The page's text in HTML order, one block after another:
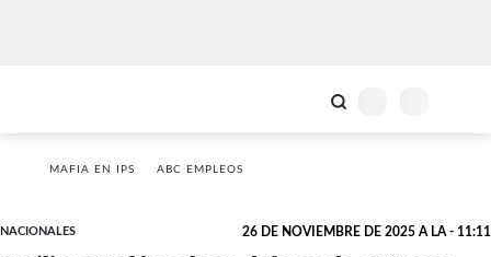
MAFIA EN IPS ABC EMPLEOS
NACIONALES 26 DE NOVIEMBRE DE 2025 A LA - 11:11